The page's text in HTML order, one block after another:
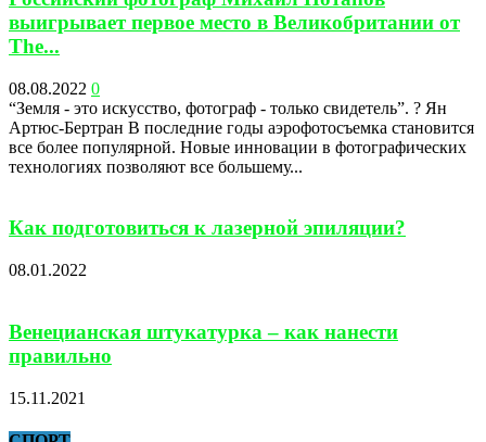
выигрывает первое место в Великобритании от
The...
08.08.2022 0
“Земля - это искусство, фотограф - только свидетель”. ? Ян
Артюс-Бертран В последние годы аэрофотосъемка становится
все более популярной. Новые инновации в фотографических
технологиях позволяют все большему...
Как подготовиться к лазерной эпиляции?
08.01.2022
Венецианская штукатурка – как нанести
правильно
15.11.2021